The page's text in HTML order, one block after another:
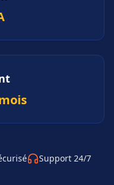
Support 24/7